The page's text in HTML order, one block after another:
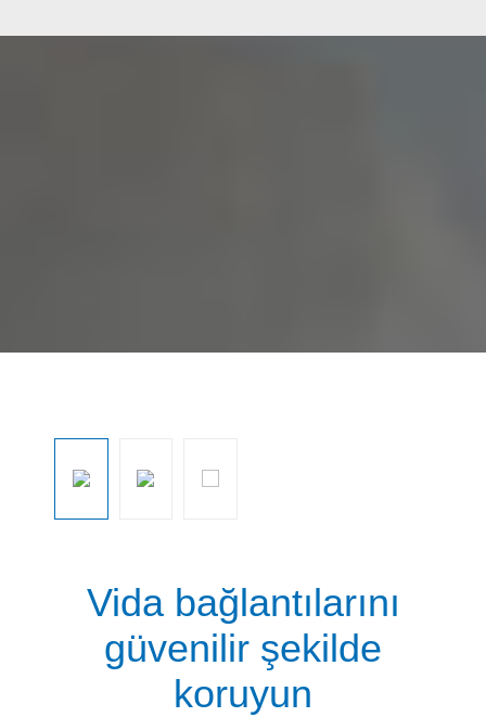
Vida bağlantılarını
güvenilir şekilde
koruyun